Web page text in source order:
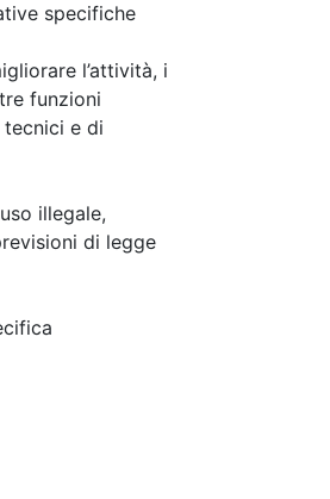
specifiche
l’attività, i
funzioni
e di
illegale,
di legge